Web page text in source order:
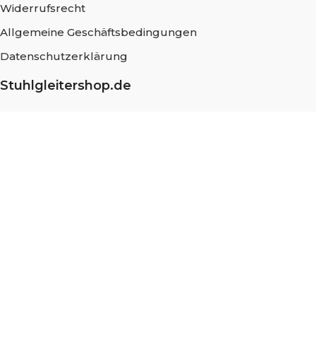
Widerrufsrecht
Allgemeine Geschäftsbedingungen
Datenschutzerklärung
Stuhlgleitershop.de